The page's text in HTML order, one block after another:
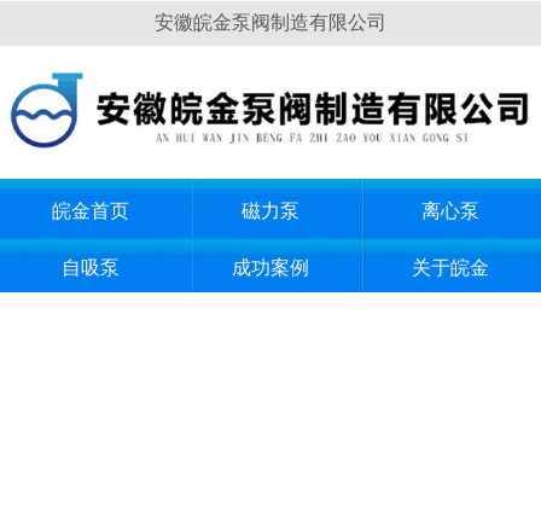
安徽皖金泵阀制造有限公司
皖金首页 磁力泵 离心泵
自吸泵 成功案例 关于皖金